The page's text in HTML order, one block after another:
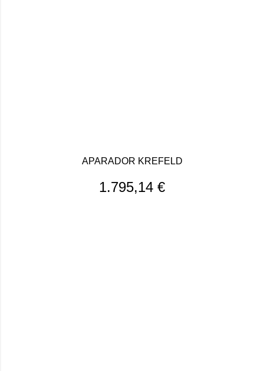
APARADOR KREFELD
1.795,14 €